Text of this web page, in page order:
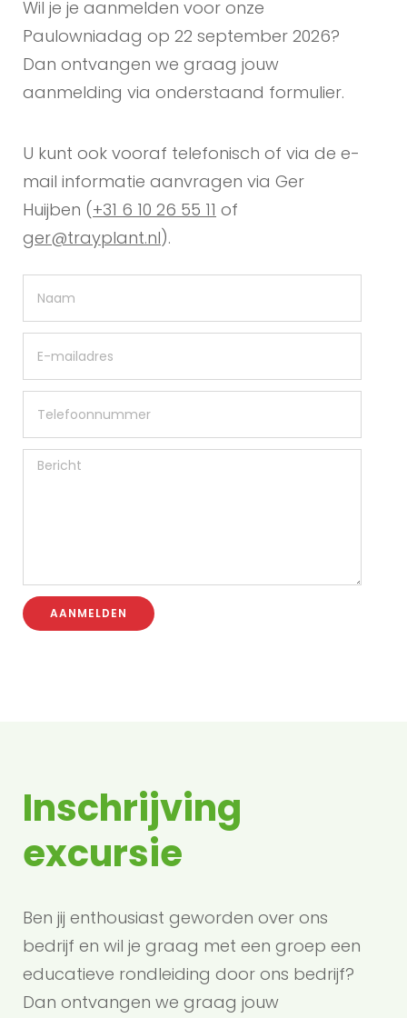
Wil je je aanmelden voor onze
Paulowniadag op 22 september 2026?
Dan ontvangen we graag jouw
aanmelding via onderstaand formulier.
U kunt ook vooraf telefonisch of via de e-
mail informatie aanvragen via Ger
Huijben (+31 6 10 26 55 11 of
ger@trayplant.nl).
AANMELDEN
Inschrijving
excursie
Ben jij enthousiast geworden over ons
bedrijf en wil je graag met een groep een
educatieve rondleiding door ons bedrijf?
Dan ontvangen we graag jouw